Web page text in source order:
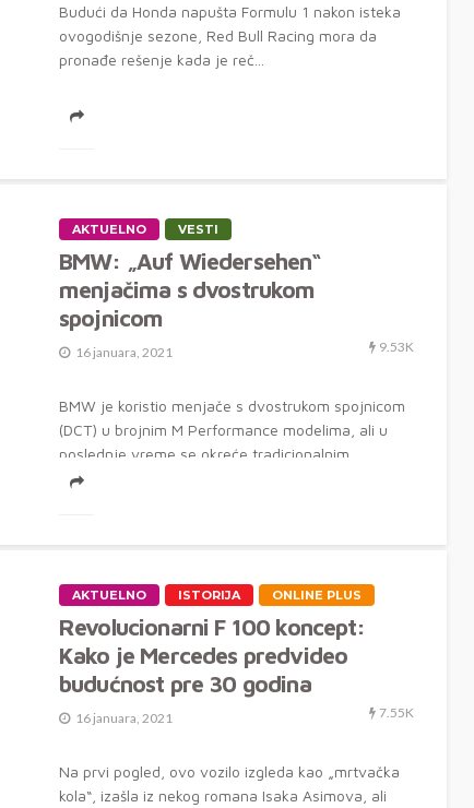
Budući da Honda napušta Formulu 1 nakon isteka
ovogodišnje sezone, Red Bull Racing mora da
pronađe rešenje kada je reč...
AKTUELNO VESTI
BMW: „Auf Wiedersehen“
menjačima s dvostrukom
spojnicom
16 januara, 2021 9.53K
BMW je koristio menjače s dvostrukom spojnicom
(DCT) u brojnim M Performance modelima, ali u
poslednje vreme se okreće tradicionalnim...
AKTUELNO ISTORIJA ONLINE PLUS
Revolucionarni F 100 koncept:
Kako je Mercedes predvideo
budućnost pre 30 godina
16 januara, 2021 7.55K
Na prvi pogled, ovo vozilo izgleda kao „mrtvačka
kola“, izašla iz nekog romana Isaka Asimova, ali